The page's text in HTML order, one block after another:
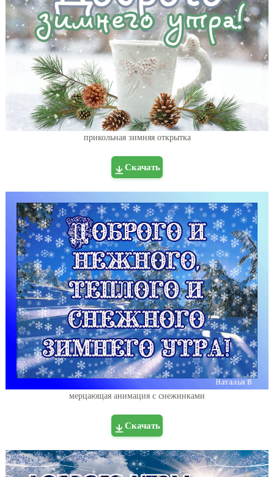
прикольная зимняя открытка
Скачать
мерцающая анимация с снежинками
Скачать